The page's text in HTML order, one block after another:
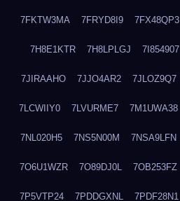
7FKTW3MA 7FRYD8I9 7FX48QP3
7H8E1KTR 7H8LPLGJ 7I854907
7JIRAAHO 7JJO4AR2 7JLOZ9Q7
7LCWIIY0 7LVURME7 7M1UWA38
7NL020H5 7NS5N00M 7NSA9LFN
7O6U1WZR 7O89DJ0L 7OB253FZ
7P5VTP24 7PDDGXNL 7PDF28N1